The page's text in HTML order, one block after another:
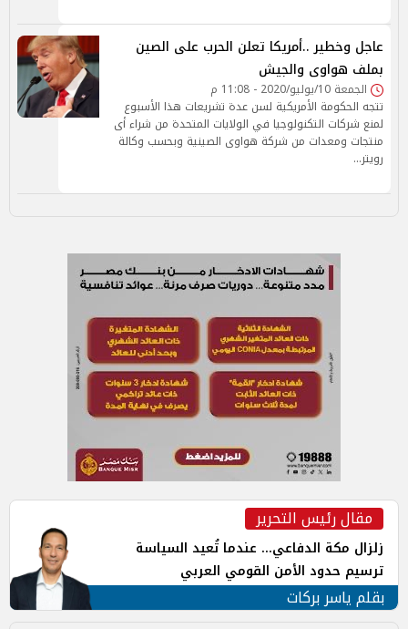
عاجل وخطير ..أمريكا تعلن الحرب على الصين
بملف هواوى والجيش
الجمعة 10/يوليو/2020 - 11:08 م
تتجه الحكومة الأمريكية لسن عدة تشريعات هذا الأسبوع
لمنع شركات التكنولوجيا في الولايات المتحدة من شراء أى
منتجات ومعدات من شركة هواوى الصينية وبحسب وكالة
رويتر…
مقال رئيس التحرير
زلزال مكة الدفاعي... عندما تُعيد السياسة
ترسيم حدود الأمن القومي العربي
بقلم ياسر بركات